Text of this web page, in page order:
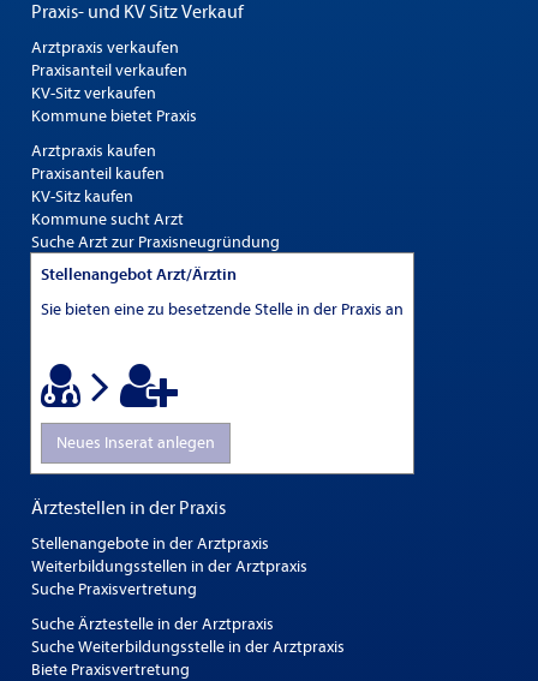
Praxis- und KV Sitz Verkauf
Arztpraxis verkaufen
Praxisanteil verkaufen
KV-Sitz verkaufen
Kommune bietet Praxis
Arztpraxis kaufen
Praxisanteil kaufen
KV-Sitz kaufen
Kommune sucht Arzt
Suche Arzt zur Praxisneugründung
Stellenangebot Arzt/Ärztin
Sie bieten eine zu besetzende Stelle in der Praxis an
Neues Inserat anlegen
Ärztestellen in der Praxis
Stellenangebote in der Arztpraxis
Weiterbildungsstellen in der Arztpraxis
Suche Praxisvertretung
Suche Ärztestelle in der Arztpraxis
Suche Weiterbildungsstelle in der Arztpraxis
Biete Praxisvertretung